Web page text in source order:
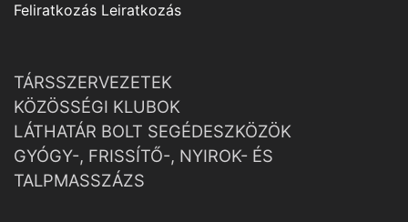
Feliratkozás Leiratkozás
TÁRSSZERVEZETEK
KÖZÖSSÉGI KLUBOK
LÁTHATÁR BOLT SEGÉDESZKÖZÖK
GYÓGY-, FRISSÍTŐ-, NYIROK- ÉS
TALPMASSZÁZS